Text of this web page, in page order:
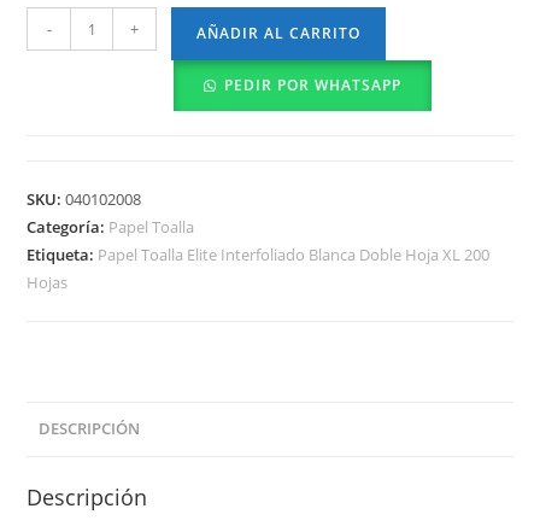
- + AÑADIR AL CARRITO
PEDIR POR WHATSAPP
SKU:040102008
Categoría: Papel Toalla
Etiqueta: Papel Toalla Elite Interfoliado Blanca Doble Hoja XL 200
Hojas
DESCRIPCIÓN
Descripción